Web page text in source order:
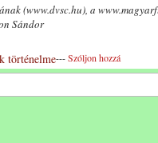
(www.dvsc.hu), a
Sándor
történelme---Szóljon hozzá